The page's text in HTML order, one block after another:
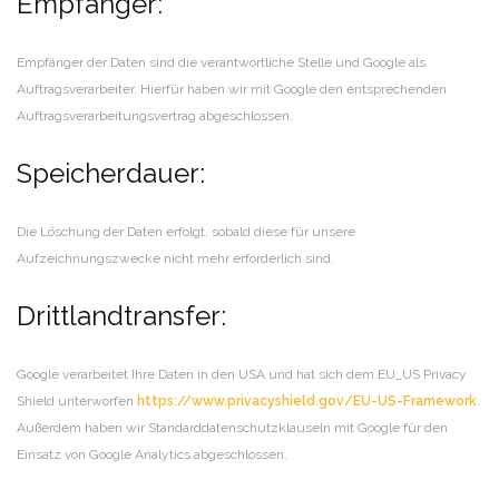
Empfänger der Daten sind die verantwortliche Stelle und Google als
Auftragsverarbeiter. Hierfür haben wir mit Google den entsprechenden
Auftragsverarbeitungsvertrag abgeschlossen.
Speicherdauer:
Die Löschung der Daten erfolgt, sobald diese für unsere
Aufzeichnungszwecke nicht mehr erforderlich sind.
Drittlandtransfer:
Google verarbeitet Ihre Daten in den USA und hat sich dem EU_US Privacy
Shield unterworfen https://www.privacyshield.gov/EU-US-Framework.
Außerdem haben wir Standarddatenschutzklauseln mit Google für den
Einsatz von Google Analytics abgeschlossen.